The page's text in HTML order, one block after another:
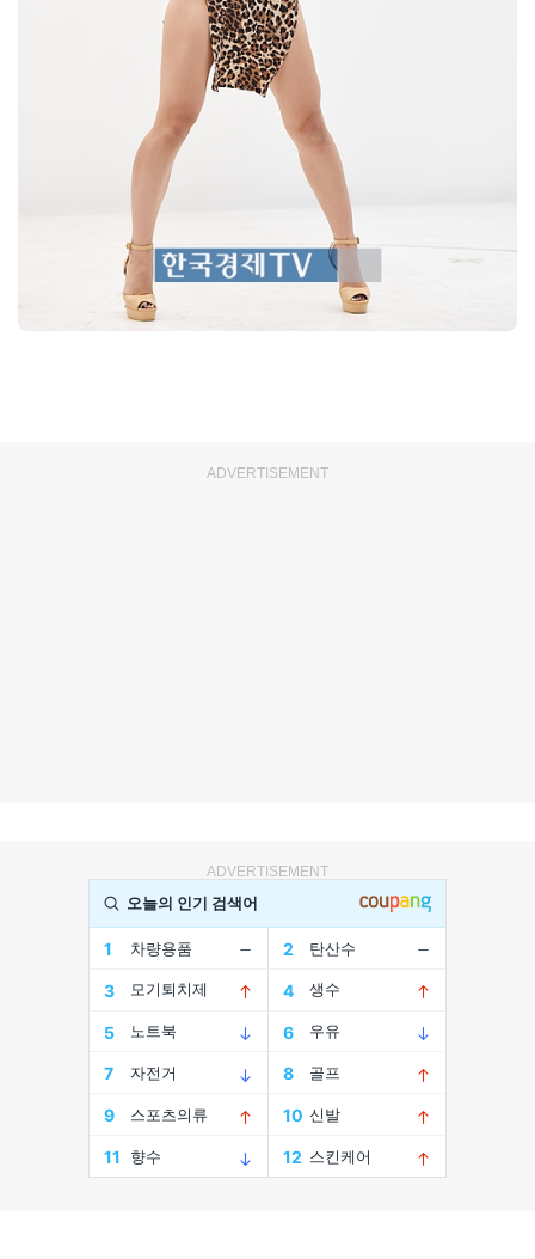
ADVERTISEMENT
ADVERTISEMENT